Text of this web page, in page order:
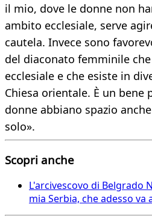
il mio, dove le donne non
ambito ecclesiale, serve
cautela. Invece sono
del diaconato femminile
ecclesiale e che esiste in
Chiesa orientale. È un bene
donne abbiano spazio
solo».
Scopri anche
L'arcivescovo di Belgrado
mia Serbia, che adesso va